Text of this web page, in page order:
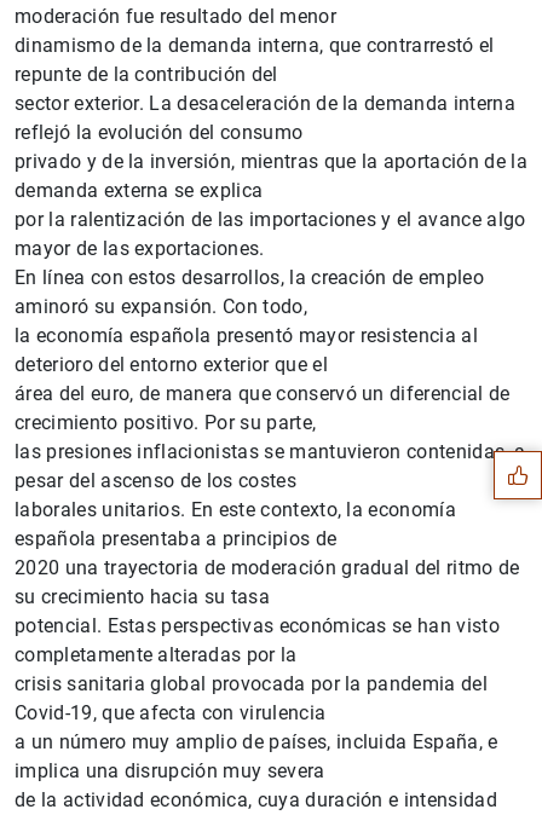
moderación fue resultado del menor
dinamismo de la demanda interna, que contrarrestó el
repunte de la contribución del
sector exterior. La desaceleración de la demanda interna
reflejó la evolución del consumo
privado y de la inversión, mientras que la aportación de la
demanda externa se explica
por la ralentización de las importaciones y el avance algo
mayor de las exportaciones.
En línea con estos desarrollos, la creación de empleo
aminoró su expansión. Con todo,
la economía española presentó mayor resistencia al
deterioro del entorno exterior que el
área del euro, de manera que conservó un diferencial de
crecimiento positivo. Por su parte,
las presiones inflacionistas se mantuvieron contenidas, a
pesar del ascenso de los costes
laborales unitarios. En este contexto, la economía
española presentaba a principios de
2020 una trayectoria de moderación gradual del ritmo de
su crecimiento hacia su tasa
potencial. Estas perspectivas económicas se han visto
completamente alteradas por la
crisis sanitaria global provocada por la pandemia del
Covid-19, que afecta con virulencia
a un número muy amplio de países, incluida España, e
implica una disrupción muy severa
de la actividad económica, cuya duración e intensidad
Sugerencias